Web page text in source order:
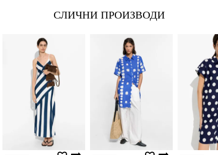
Анти спам заштита - пресметајте колку е 2 + 3 :
СЛИЧНИ ПРОИЗВОДИ